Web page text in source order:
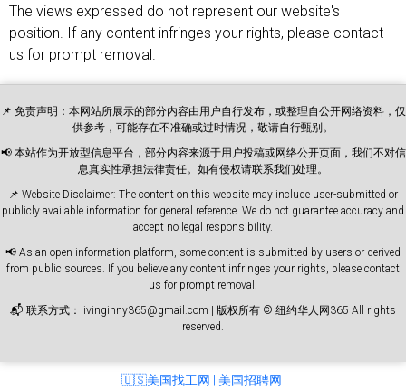
The views expressed do not represent our website's
position. If any content infringes your rights, please contact
us for prompt removal.
📌 免责声明：本网站所展示的部分内容由用户自行发布，或整理自公开网络资料，仅
供参考，可能存在不准确或过时情况，敬请自行甄别。
📢 本站作为开放型信息平台，部分内容来源于用户投稿或网络公开页面，我们不对信
息真实性承担法律责任。如有侵权请联系我们处理。
📌 Website Disclaimer: The content on this website may include user-submitted or
publicly available information for general reference. We do not guarantee accuracy and
accept no legal responsibility.
📢 As an open information platform, some content is submitted by users or derived
from public sources. If you believe any content infringes your rights, please contact
us for prompt removal.
📬 联系方式：livinginny365@gmail.com | 版权所有 © 纽约华人网365 All rights
reserved.
🇺🇸美国找工网 | 美国招聘网